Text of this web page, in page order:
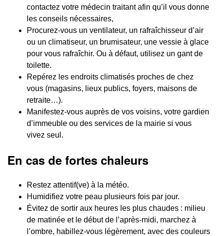
contactez votre médecin traitant afin qu’il vous donne
les conseils nécessaires,
Procurez-vous un ventilateur, un rafraîchisseur d’air
ou un climatiseur, un brumisateur, une vessie à glace
pour vous rafraîchir. Ou à défaut, utilisez un gant de
toilette.
Repérez les endroits climatisés proches de chez
vous (magasins, lieux publics, foyers, maisons de
retraite…).
Manifestez-vous auprès de vos voisins, votre gardien
d’immeuble ou des services de la mairie si vous
vivez seul.
En cas de fortes chaleurs
Restez attentif(ve) à la météo.
Humidifiez votre peau plusieurs fois par jour.
Évitez de sortir aux heures les plus chaudes : milieu
de matinée et le début de l’après-midi, marchez à
l’ombre, habillez-vous légèrement, avec des couleurs